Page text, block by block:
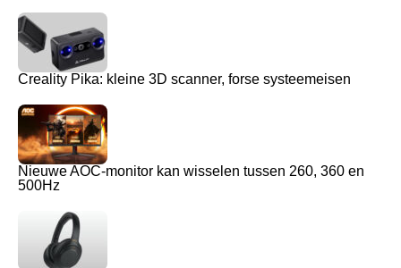
Creality Pika: kleine 3D scanner, forse systeemeisen
Nieuwe AOC-monitor kan wisselen tussen 260, 360 en
500Hz